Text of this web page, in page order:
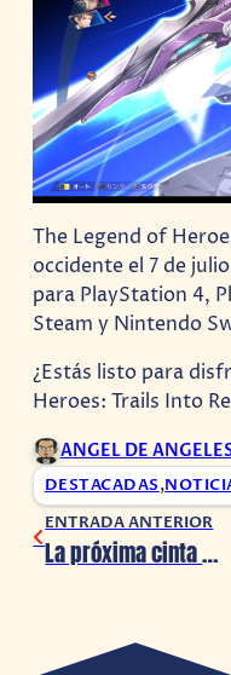
The Legend of
occidente el 7 de
para PlayStation 4,
Steam y Nintendo
¿Estás listo para
Heroes: Trails Into
ANGEL DE
DESTACADAS,
ENTRADA ANTERIOR
La próxima cinta de Alien comenzará a grabarse en 2023